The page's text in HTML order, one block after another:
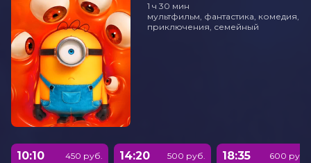
1 ч 30 мин
мультфильм, фантастика, комедия,
приключения, семейный
10:10
450 руб.
14:20
500 руб.
18:35
600 руб.